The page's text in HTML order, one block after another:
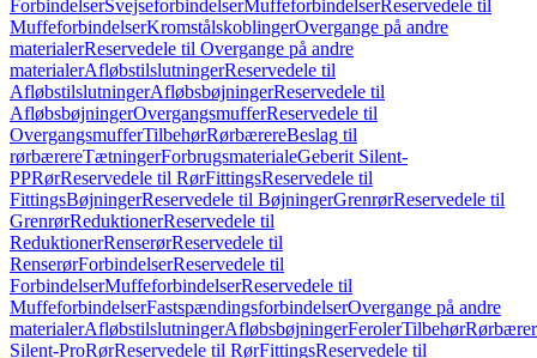
ForbindelserSvejseforbindelserMuffeforbindelserReservedele til
MuffeforbindelserKromstålskoblingerOvergange på andre
materialerReservedele til Overgange på andre
materialerAfløbstilslutningerReservedele til
AfløbstilslutningerAfløbsbøjningerReservedele til
AfløbsbøjningerOvergangsmufferReservedele til
OvergangsmufferTilbehørRørbærereBeslag til
rørbærereTætningerForbrugsmaterialeGeberit Silent-
PPRørReservedele til RørFittingsReservedele til
FittingsBøjningerReservedele til BøjningerGrenrørReservedele til
GrenrørReduktionerReservedele til
ReduktionerRenserørReservedele til
RenserørForbindelserReservedele til
ForbindelserMuffeforbindelserReservedele til
MuffeforbindelserFastspændingsforbindelserOvergange på andre
materialerAfløbstilslutningerAfløbsbøjningerFerolerTilbehør
Silent-ProRørReservedele til RørFittingsReservedele til